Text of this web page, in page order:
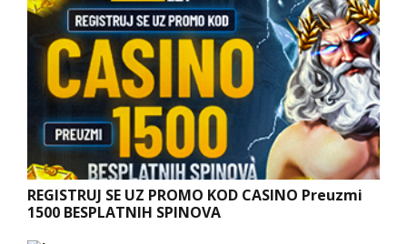
REGISTRUJ SE UZ PROMO KOD CASINO Preuzmi
1500 BESPLATNIH SPINOVA